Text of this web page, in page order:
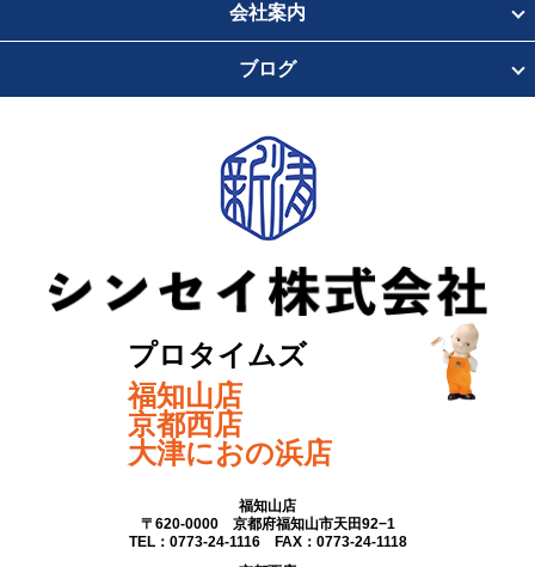
会社案内
ブログ
プロタイムズ
福知山店
京都西店
大津におの浜店
福知山店
〒620-0000 京都府福知山市天田92−1
TEL：0773-24-1116 FAX：0773-24-1118